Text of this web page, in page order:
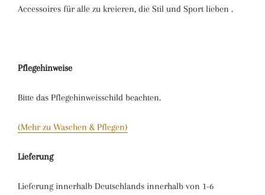
Accessoires für alle zu kreieren, die Stil und Sport lieben .
Pflegehinweise
Bitte das Pflegehinweisschild beachten.
(Mehr zu Waschen & Pflegen)
Lieferung
Lieferung innerhalb Deutschlands innerhalb von 1-6